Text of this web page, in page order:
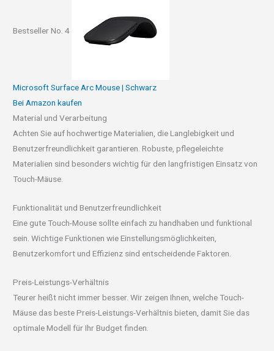
Bestseller No. 4
Microsoft Surface Arc Mouse | Schwarz
Bei Amazon kaufen
Material und Verarbeitung
Achten Sie auf hochwertige Materialien, die Langlebigkeit und
Benutzerfreundlichkeit garantieren. Robuste, pflegeleichte
Materialien sind besonders wichtig für den langfristigen Einsatz von
Touch-Mäuse.
Funktionalität und Benutzerfreundlichkeit
Eine gute Touch-Mouse sollte einfach zu handhaben und funktional
sein. Wichtige Funktionen wie Einstellungsmöglichkeiten,
Benutzerkomfort und Effizienz sind entscheidende Faktoren.
Preis-Leistungs-Verhältnis
Teurer heißt nicht immer besser. Wir zeigen Ihnen, welche Touch-
Mäuse das beste Preis-Leistungs-Verhältnis bieten, damit Sie das
optimale Modell für Ihr Budget finden.